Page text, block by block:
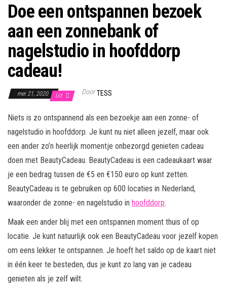
Doe een ontspannen bezoek
aan een zonnebank of
nagelstudio in hoofddorp
cadeau!
mei 21, 2020 Uit Door TESS
Niets is zo ontspannend als een bezoekje aan een zonne- of
nagelstudio in hoofddorp. Je kunt nu niet alleen jezelf, maar ook
een ander zo’n heerlijk momentje onbezorgd genieten cadeau
doen met BeautyCadeau. BeautyCadeau is een cadeaukaart waar
je een bedrag tussen de €5 en €150 euro op kunt zetten.
BeautyCadeau is te gebruiken op 600 locaties in Nederland,
waaronder de zonne- en nagelstudio in hoofddorp.
Maak een ander blij met een ontspannen moment thuis of op
locatie. Je kunt natuurlijk ook een BeautyCadeau voor jezelf kopen
om eens lekker te ontspannen. Je hoeft het saldo op de kaart niet
in één keer te besteden, dus je kunt zo lang van je cadeau
genieten als je zelf wilt.